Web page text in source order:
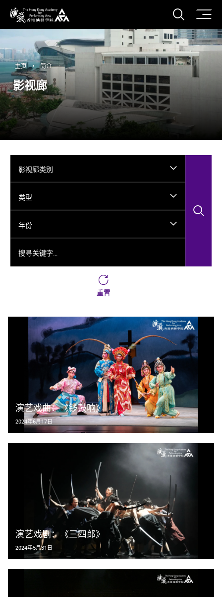
香港演艺学院
打开
主页 简介
影视廊
影视廊类別
类型
年份
重置
演艺戏曲：《锣鼓响》
2024年6月17日
演艺戏剧：《三四郎》
2024年5月31日